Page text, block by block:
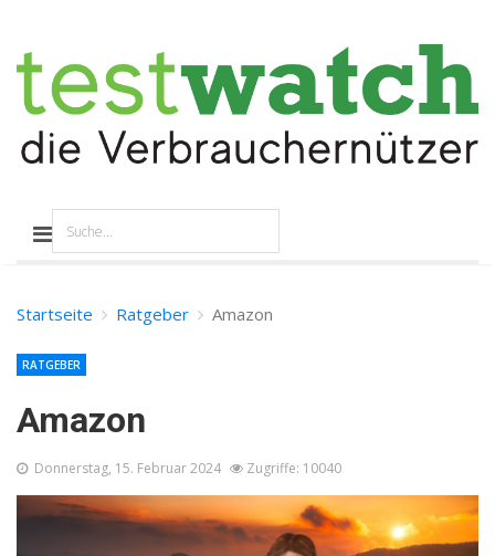
Startseite Ratgeber Amazon
Amazon
RATGEBER
Donnerstag, 15. Februar 2024 Zugriffe: 10040